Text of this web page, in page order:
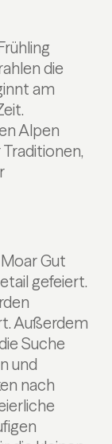
die
am
Alpen
Gut
gefeiert.
Außerdem
Suche
und
nach